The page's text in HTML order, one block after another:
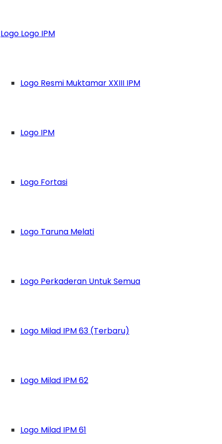
Logo Logo IPM
Logo Resmi Muktamar XXIII IPM
Logo IPM
Logo Fortasi
Logo Taruna Melati
Logo Perkaderan Untuk Semua
Logo Milad IPM 63 (Terbaru)
Logo Milad IPM 62
Logo Milad IPM 61
Launching buku